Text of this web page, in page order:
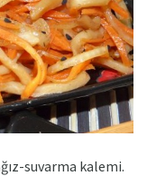
suvarma kalemi.